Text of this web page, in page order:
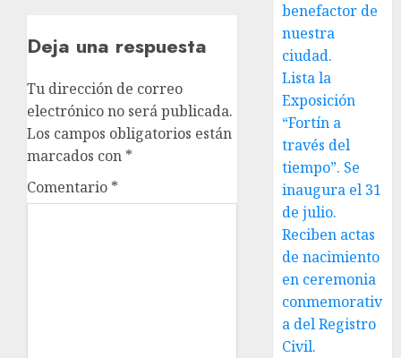
Deja una respuesta
Tu dirección de correo
electrónico no será publicada.
Los campos obligatorios están
marcados con *
Comentario *
benefactor de
nuestra
ciudad.
Lista la
Exposición
“Fortín a
través del
tiempo”. Se
inaugura el 31
de julio.
Reciben actas
de nacimiento
en ceremonia
conmemorativ
a del Registro
Civil.